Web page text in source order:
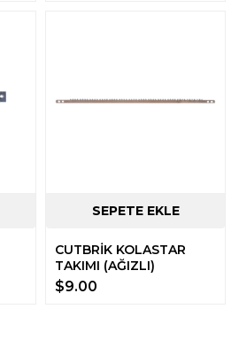
CUTBRİK KOLASTAR
TAKIMI (AĞIZLI)
$9.00